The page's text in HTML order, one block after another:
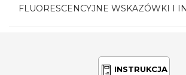
FLUORESCENCYJNE WSKAZÓWKI I
INSTRUKCJA